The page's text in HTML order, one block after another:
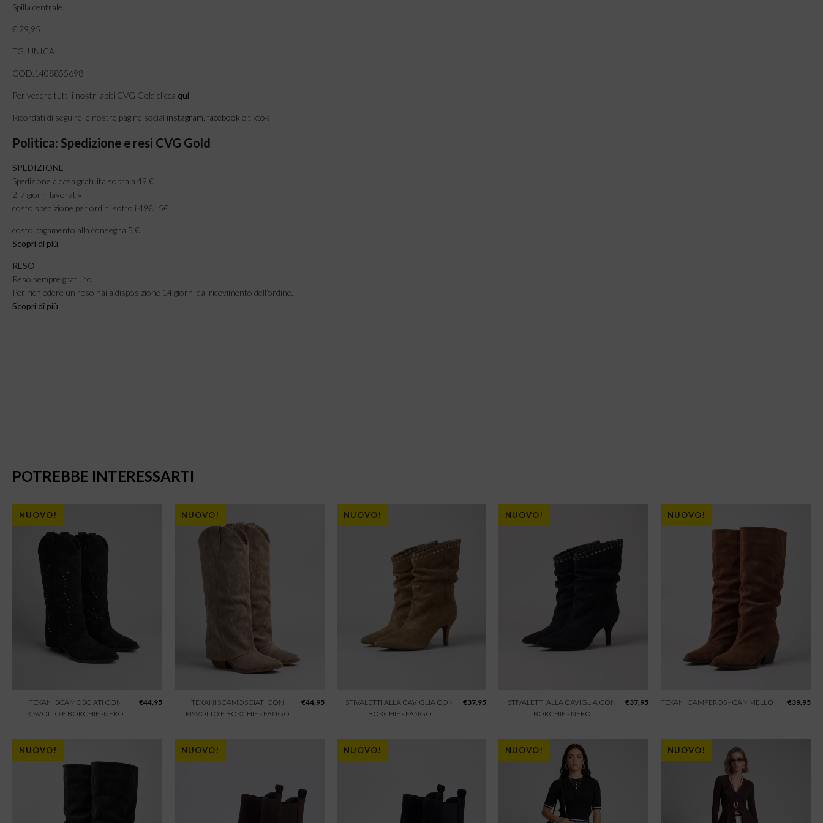
Spilla centrale.
€ 29,95
TG. UNICA
COD.1408855698
Per vedere tutti i nostri abiti CVG Gold clicca qui
Ricordati di seguire le nostre pagine social instagram, facebook e tiktok
Politica: Spedizione e resi CVG Gold
SPEDIZIONE
Spedizione a casa gratuita sopra a 49 €
2-7 giorni lavorativi
costo spedizione per ordini sotto i 49€ : 5€
costo pagamento alla consegna 5 €
Scopri di più
RESO
Reso sempre gratuito.
Per richiedere un reso hai a disposizione 14 giorni dal ricevimento dell’ordine.
Scopri di più
POTREBBE INTERESSARTI
NUOVO!
TEXANI SCAMOSCIATI CON
RISVOLTO E BORCHIE -NERO
€44,95
NUOVO!
TEXANI SCAMOSCIATI CON
RISVOLTO E BORCHIE - FANGO
€44,95
NUOVO!
STIVALETTI ALLA CAVIGLIA CON
BORCHIE - FANGO
€37,95
NUOVO!
STIVALETTI ALLA CAVIGLIA CON
BORCHIE - NERO
€37,95
NUOVO!
TEXANI CAMPEROS - CAMMELLO €39,95
NUOVO! NUOVO! NUOVO! NUOVO! NUOVO!